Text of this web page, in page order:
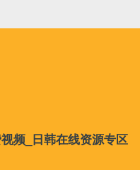
源专区
频_日韩在线资源专区